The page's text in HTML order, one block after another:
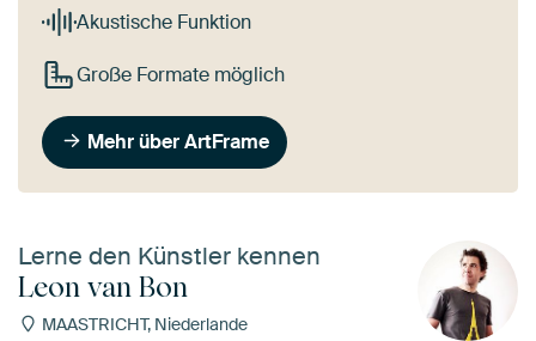
Akustische Funktion
Große Formate möglich
Mehr über ArtFrame
Lerne den Künstler kennen
Leon van Bon
MAASTRICHT, Niederlande